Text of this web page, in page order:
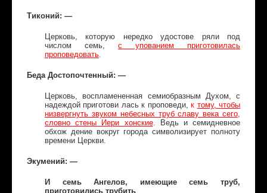
Тиконий: —
Церковь, которую нередко удостове ряли под
числом семь, с упованием приготовилась
проповедовать.
Беда Достопочтенный: —
Церковь, воспламененная семиобразным Духом, с
надеждой приготови лась к проповеди,к тому, чтобы
низвергнуть звуком небесных труб славу века сего,
словно стены Иери хонские.
Ведь и семидневное
обхож дение вокруг города символизирует полноту
времени Церкви.
Экумений: —
И семь Ангелов, имеющие семь труб,
приготовились трубить